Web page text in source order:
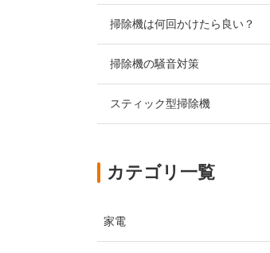
掃除機は何回かけたら良い？
掃除機の騒音対策
スティック型掃除機
カテゴリ一覧
家電